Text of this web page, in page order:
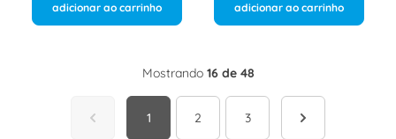
adicionar ao carrinho adicionar ao carrinho
Mostrando 16 de 48
1 2 3